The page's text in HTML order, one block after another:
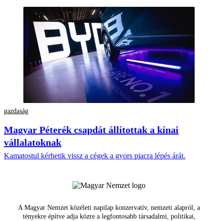
gazdaság
Magyar Péterék csapdát állítottak a kínai
vállalatoknak
Kamatostul kérhetik vissz a cégek a gyors piacra lépés árát.
A Magyar Nemzet közéleti napilap konzervatív, nemzeti alapról, a
tényekre építve adja közre a legfontosabb társadalmi, politikai,